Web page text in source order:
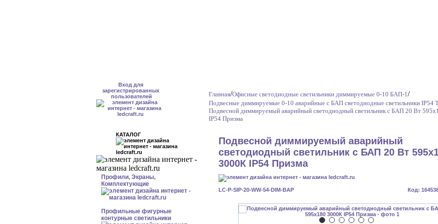
Вход для
зарегистрированных
пользователей
КАТАЛОГ
Профили, Экраны,
Комплектующие
Профильные фигурные
контурные светильники
Главная/Офисные светодиодные светильники диммируемые 0-10 БАП-1/
Подвесные диммируемые 0-10 аварийные с БАП светодиодные светильники IP54
Подвесной диммируемый аварийный светодиодный светильник с БАП 20 Вт
IP54 Призма
Подвесной диммируемый аварийный
светодиодный светильник с БАП 20 Вт
3000К IP54 Призма
Код:
LC-P-SIP-20-WW-54-DIM-BAP